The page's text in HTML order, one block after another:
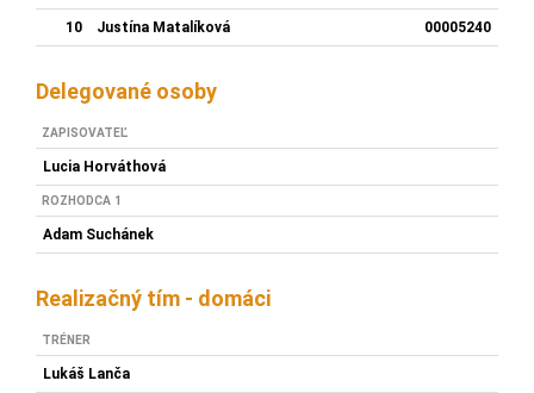
10 Justína Matalíková 00005240
Delegované osoby
ZAPISOVATEĽ
Lucia Horváthová
ROZHODCA 1
Adam Suchánek
Realizačný tím - domáci
TRÉNER
Lukáš Lanča